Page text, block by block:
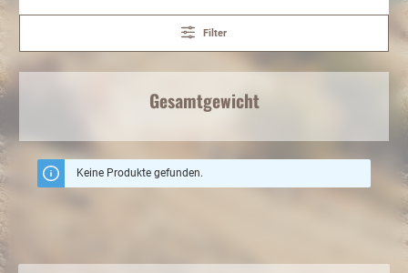
Filter
Gesamtgewicht
Keine Produkte gefunden.